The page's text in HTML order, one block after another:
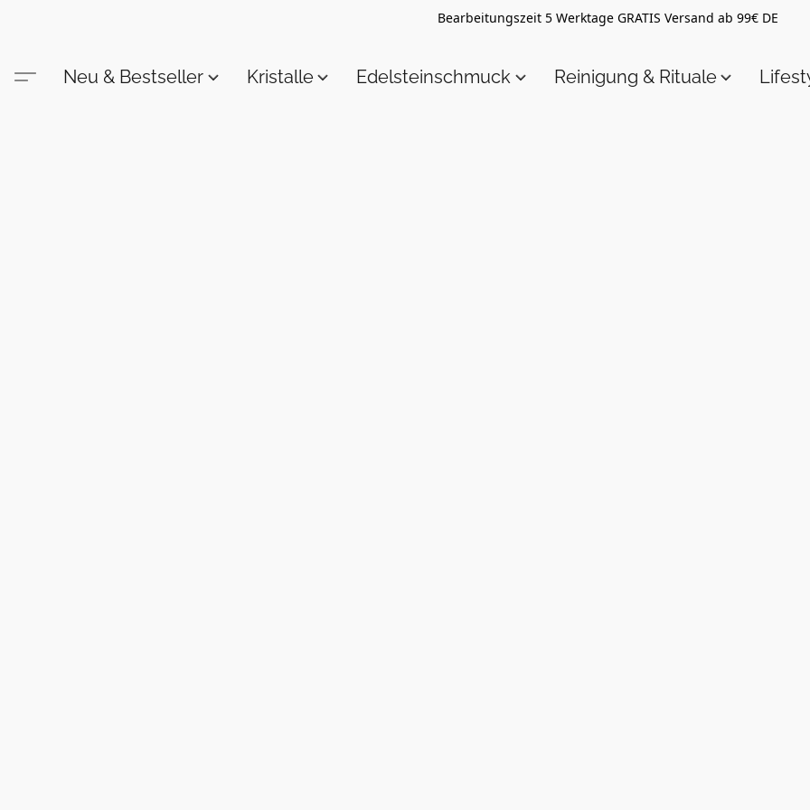
Bearbeitungszeit 5 Werktage GRATIS Versand ab 99€ DE
Neu & Bestseller Kristalle Edelsteinschmuck Reinigung & Rituale